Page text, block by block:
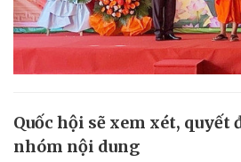
Quốc hội sẽ xem xét, quyết
nhóm nội dung